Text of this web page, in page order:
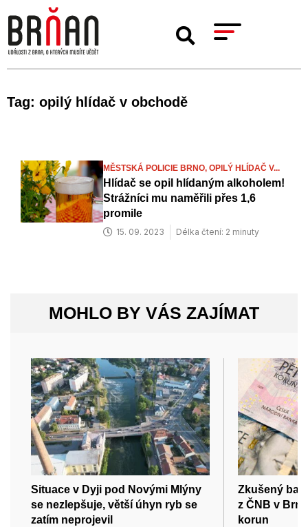
Tag: opilý hlídač v obchodě
MĚSTSKÁ POLICIE BRNO, OPILÝ HLÍDAČ V...
Hlídač se opil hlídaným alkoholem!
Strážníci mu naměřili přes 1,6
promile
15. 09. 2023 Délka čtení: 2 minuty
MOHLO BY VÁS ZAJÍMAT
Situace v Dyji pod Novými Mlýny
se nezlepšuje, větší úhyn ryb se
zatím neprojevil
Zkušený
z ČNB v
korun